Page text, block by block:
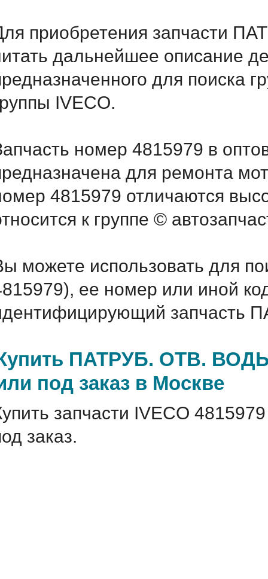
приобретения запчасти
дальнейшее описание
для поиска
IVECO.
номер 4815979 в
для ремонта
4815979 отличаются
к группе ©
можете использовать для
ее номер или иной
запчасть
ПАТРУБ. ОТВ. ВОДЫ
под заказ в Москве
запчасти IVECO
заказ.